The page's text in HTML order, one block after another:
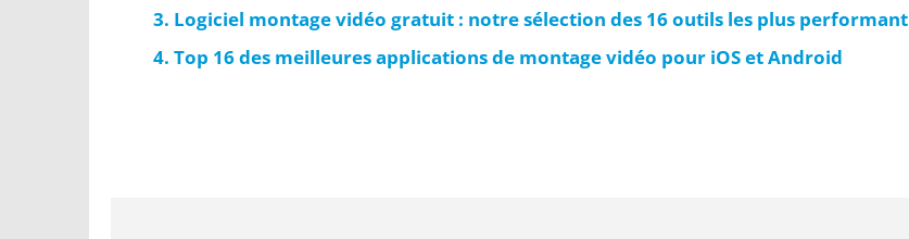
Logiciel montage vidéo gratuit : notre sélection des 16 outils les plus performant
Top 16 des meilleures applications de montage vidéo pour iOS et Android